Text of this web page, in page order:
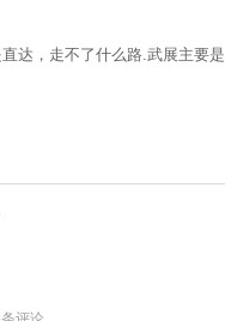
达，走不了什么路.武展主要